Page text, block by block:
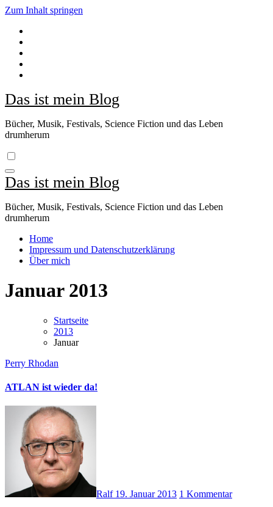
Zum Inhalt springen
Das ist mein Blog
Bücher, Musik, Festivals, Science Fiction und das Leben
drumherum
Das ist mein Blog
Bücher, Musik, Festivals, Science Fiction und das Leben
drumherum
Home
Impressum und Datenschutzerklärung
Über mich
Januar 2013
Startseite
2013
Januar
Perry Rhodan
ATLAN ist wieder da!
Ralf 19. Januar 2013 1 Kommentar